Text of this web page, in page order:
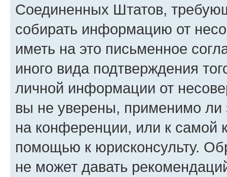
Соединенных Штатов,
собирать информацию от
иметь на это письменное
иного вида подтверждения
личной информации от
вы не уверены, применимо ли
на конференции, или к самой
помощью к юрисконсульту.
не может давать